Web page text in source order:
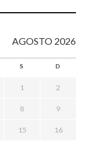
AGOSTO 2026
S D
1 2
8 9
15 16